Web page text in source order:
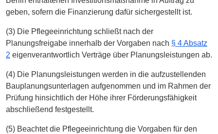
geben, sofern die Finanzierung dafür sichergestellt ist.
(3) Die Pflegeeinrichtung schließt nach der
Planungsfreigabe innerhalb der Vorgaben nach § 4 Absatz
2 eigenverantwortlich Verträge über Planungsleistungen ab.
(4) Die Planungsleistungen werden in die aufzustellenden
Bauplanungsunterlagen aufgenommen und im Rahmen der
Prüfung hinsichtlich der Höhe ihrer Förderungsfähigkeit
abschließend festgestellt.
(5) Beachtet die Pflegeeinrichtung die Vorgaben für den